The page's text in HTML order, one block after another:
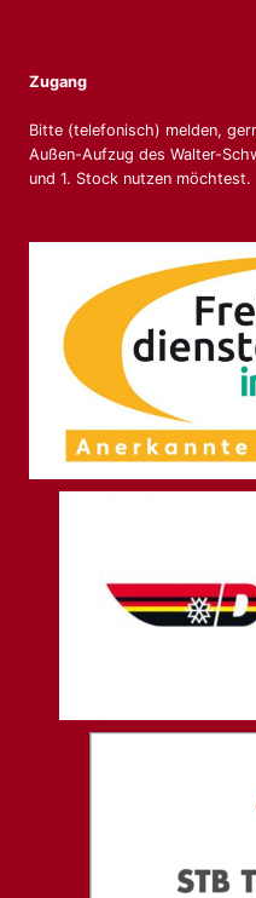
Zugang
Bitte (telefonisch) melden,
Außen-Aufzug des Walter-
und 1. Stock nutzen möchtest.